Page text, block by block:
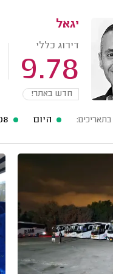
יגאל
דירוג כללי
9.78
חדש באתר!
היום